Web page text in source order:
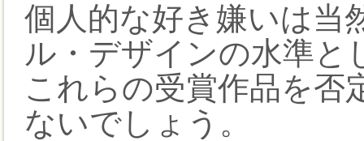
個人的な好き嫌いは当
ル・デザインの水準と
これらの受賞作品を否
ないでしょう。